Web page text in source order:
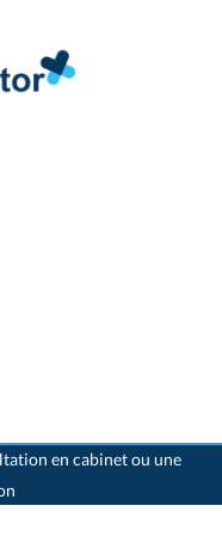
en cabinet ou une
avec Dr. Nicole Ducrey